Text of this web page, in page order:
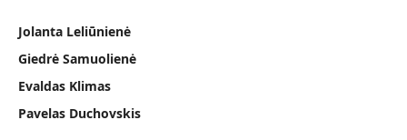
Jolanta Leliūnienė
Giedrė Samuolienė
Evaldas Klimas
Pavelas Duchovskis